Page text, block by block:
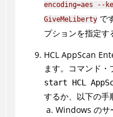
encoding=aes --
GiveMeLibertyで
プションを指定す
HCL AppScan
ます。コマンド
start HCL
するか、以下の手
Windows のサ